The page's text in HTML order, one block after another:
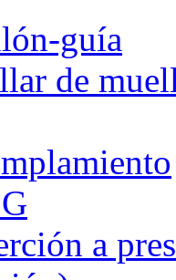
guía
de
a